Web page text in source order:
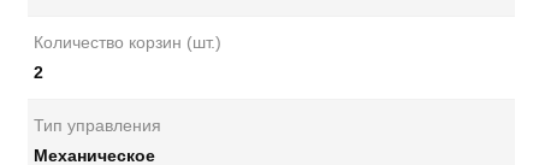
Количество корзин (шт.)
2
Тип управления
Механическое